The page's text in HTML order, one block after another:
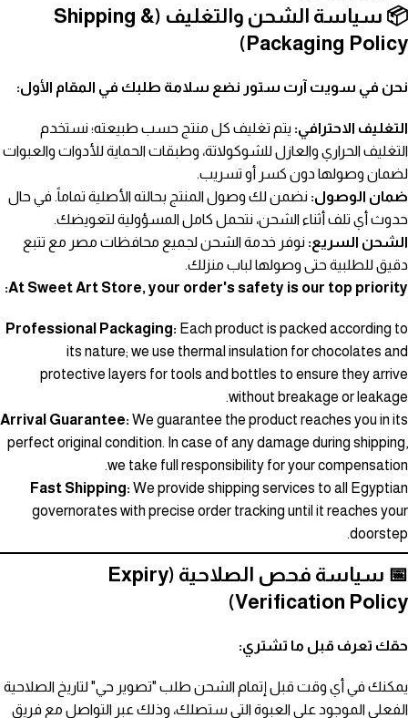
📦 سياسة الشحن والتغليف (Shipping &
Packaging Policy)
نحن في سويت آرت ستور نضع سلامة طلبك في المقام الأول:
التغليف الاحترافي: يتم تغليف كل منتج حسب طبيعته؛ نستخدم
التغليف الحراري والعازل للشوكولاتة، وطبقات الحماية للأدوات والعبوات
لضمان وصولها دون كسر أو تسريب.
ضمان الوصول: نضمن لك وصول المنتج بحالته الأصلية تماماً. في حال
حدوث أي تلف أثناء الشحن، نتحمل كامل المسؤولية لتعويضك.
الشحن السريع: نوفر خدمة الشحن لجميع محافظات مصر مع تتبع
دقيق للطلبية حتى وصولها لباب منزلك.
At Sweet Art Store, your order's safety is our top priority:
Professional Packaging: Each product is packed according to
its nature; we use thermal insulation for chocolates and
protective layers for tools and bottles to ensure they arrive
without breakage or leakage.
Arrival Guarantee: We guarantee the product reaches you in its
perfect original condition. In case of any damage during shipping,
we take full responsibility for your compensation.
Fast Shipping: We provide shipping services to all Egyptian
governorates with precise order tracking until it reaches your
doorstep.
📅 سياسة فحص الصلاحية (Expiry
Verification Policy)
حقك تعرف قبل ما تشتري:
يمكنك في أي وقت قبل إتمام الشحن طلب "تصوير حي" لتاريخ الصلاحية
الفعلي الموجود على العبوة التي ستصلك، وذلك عبر التواصل مع فريق